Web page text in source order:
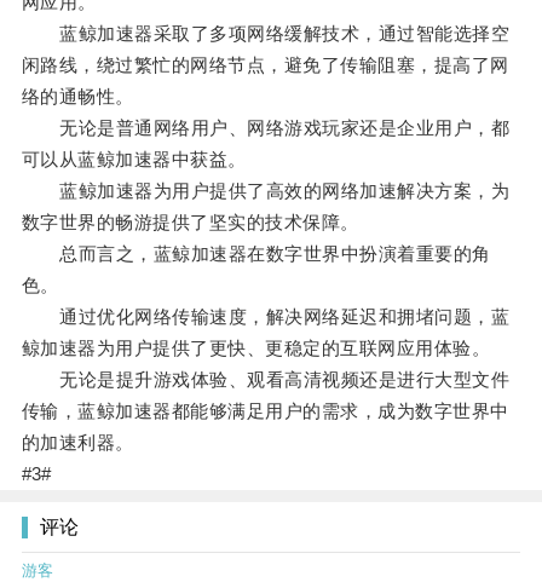
蓝鲸加速器采取了多项网络缓解技术，通过智能选择空
闲路线，绕过繁忙的网络节点，避免了传输阻塞，提高了网
络的通畅性。
无论是普通网络用户、网络游戏玩家还是企业用户，都
可以从蓝鲸加速器中获益。
蓝鲸加速器为用户提供了高效的网络加速解决方案，为
数字世界的畅游提供了坚实的技术保障。
总而言之，蓝鲸加速器在数字世界中扮演着重要的角
色。
通过优化网络传输速度，解决网络延迟和拥堵问题，蓝
鲸加速器为用户提供了更快、更稳定的互联网应用体验。
无论是提升游戏体验、观看高清视频还是进行大型文件
传输，蓝鲸加速器都能够满足用户的需求，成为数字世界中
的加速利器。
#3#
评论
游客